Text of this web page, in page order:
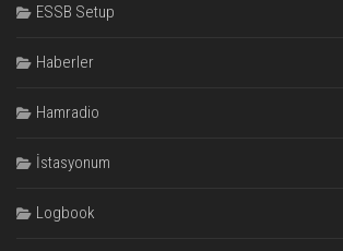
ESSB Setup
Haberler
Hamradio
İstasyonum
Logbook